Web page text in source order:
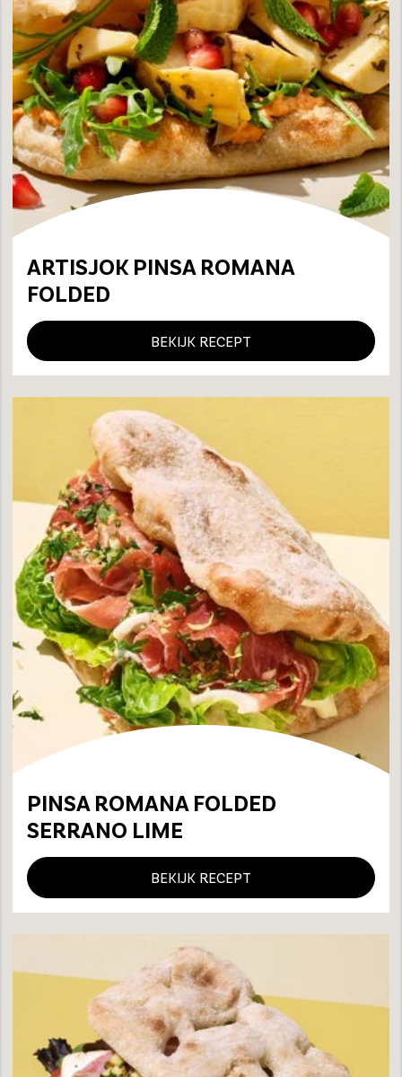
ARTISJOK PINSA ROMANA
FOLDED
BEKIJK RECEPT
PINSA ROMANA FOLDED
SERRANO LIME
BEKIJK RECEPT